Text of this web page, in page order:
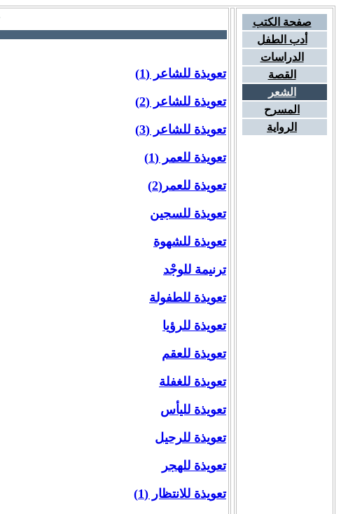
صفحة الكتب
أدب الطفل
الدراسات
القصة
الشعر
المسرح
الرواية
تعويذة للشاعر (1)
تعويذة للشاعر (2)
تعويذة للشاعر (3)
تعويذة للعمر (1)
تعويذة للعمر(2)
تعويذة للسجين
تعويذة للشهوة
ترنيمة للوجْد
تعويذة للطفولة
تعويذة للرؤيا
تعويذة للعقم
تعويذة للغفلة
تعويذة لليأس
تعويذة للرحيل
تعويذة للهجر
تعويذة للانتظار (1)